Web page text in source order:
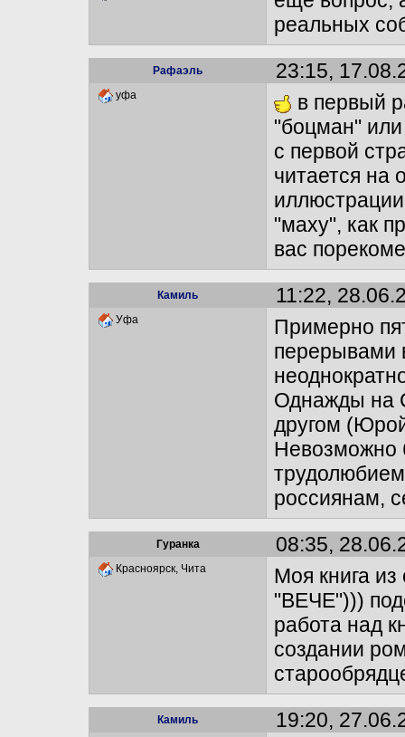
реальных
Рафаэль 23:15,
уфа
в первый
"боцман" или
с первой
читается на
"маху", как
вас
Камиль 11:22,
Уфа
Примерно
перерывами
Однажды на
другом
Невозможно
россиянам,
Гуранка 08:35,
Красноярск, Чита
Моя книга
"ВЕЧЕ")))
работа над
создании
Камиль 19:20,